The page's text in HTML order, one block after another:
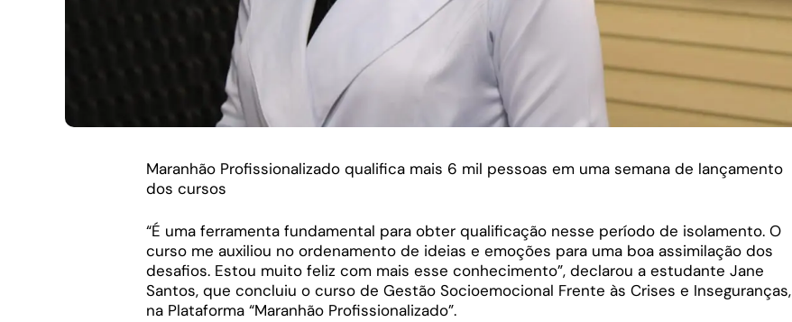
Maranhão Profissionalizado qualifica mais 6 mil pessoas em uma semana de lançamento
dos cursos
“É uma ferramenta fundamental para obter qualificação nesse período de isolamento. O
curso me auxiliou no ordenamento de ideias e emoções para uma boa assimilação dos
desafios. Estou muito feliz com mais esse conhecimento”, declarou a estudante Jane
Santos, que concluiu o curso de Gestão Socioemocional Frente às Crises e Inseguranças,
na Plataforma “Maranhão Profissionalizado”.